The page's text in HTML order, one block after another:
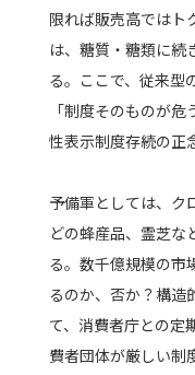
限れば販売高ではト
は、糖質・糖類に続
る。ここで、従来型
「制度そのものが
性表示制度存続の正
予備軍としては、ク
どの蜂産品、霊芝な
る。数千億規模の市
るのか、否か？構造
て、消費者庁との定
費者団体が厳しい制